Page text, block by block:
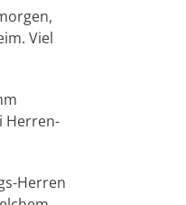
Viel
Herren-
Herren